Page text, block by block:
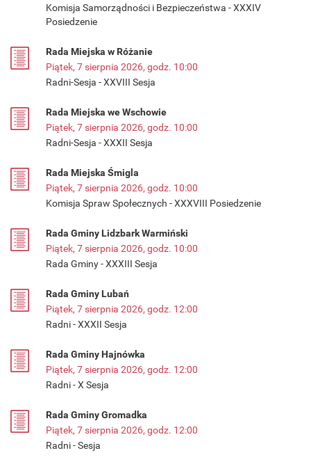
Komisja Samorządności i Bezpieczeństwa - XXXIV
Posiedzenie
Rada Miejska w Różanie
Piątek, 7 sierpnia 2026, godz. 10:00
Radni-Sesja - XXVIII Sesja
Rada Miejska we Wschowie
Piątek, 7 sierpnia 2026, godz. 10:00
Radni-Sesja - XXXII Sesja
Rada Miejska Śmigla
Piątek, 7 sierpnia 2026, godz. 10:00
Komisja Spraw Społecznych - XXXVIII Posiedzenie
Rada Gminy Lidzbark Warmiński
Piątek, 7 sierpnia 2026, godz. 10:00
Rada Gminy - XXXIII Sesja
Rada Gminy Lubań
Piątek, 7 sierpnia 2026, godz. 12:00
Radni - XXXII Sesja
Rada Gminy Hajnówka
Piątek, 7 sierpnia 2026, godz. 12:00
Radni - X Sesja
Rada Gminy Gromadka
Piątek, 7 sierpnia 2026, godz. 12:00
Radni - Sesja